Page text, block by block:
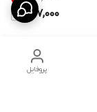
827,000
پروفایل